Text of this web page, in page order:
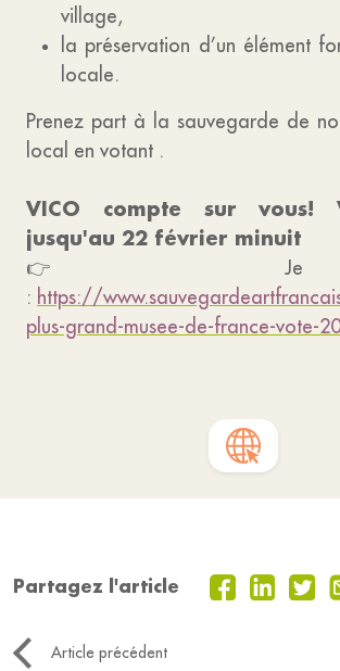
village,
la préservation d’un élément
locale.
Prenez part à la sauvegarde de
local en votant .
VICO compte sur vous!
jusqu'au 22 février minuit
👉 Je
: https://
plus-grand-musee-de-france-vote-
Partagez l'article
Article précédent